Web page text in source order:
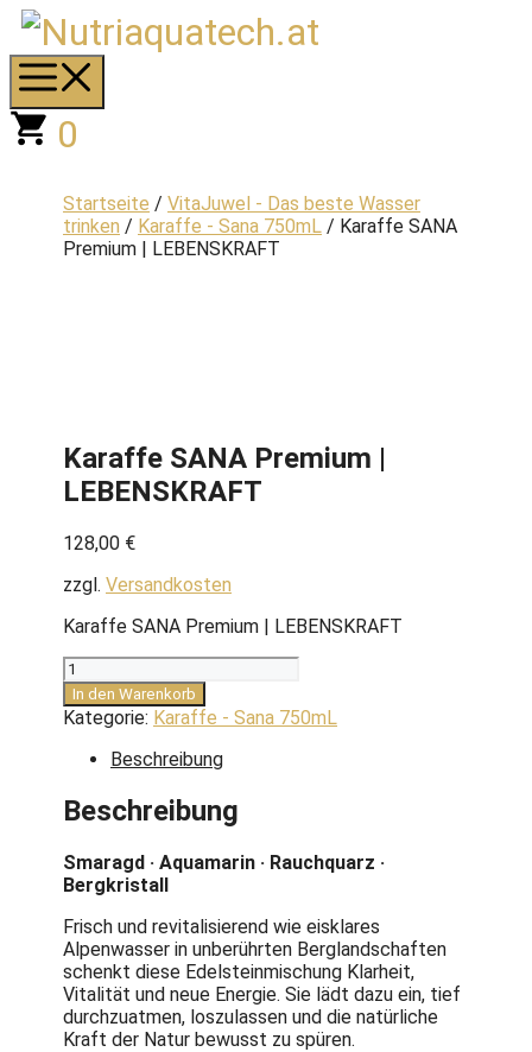
Zum
Inhalt
springen
0
Startseite / VitaJuwel - Das beste Wasser
trinken / Karaffe - Sana 750mL / Karaffe SANA
Premium | LEBENSKRAFT
Karaffe SANA Premium |
LEBENSKRAFT
128,00 €
zzgl. Versandkosten
Karaffe SANA Premium | LEBENSKRAFT
Karaffe
SANA
Premium
LEBENSKRAFT
In den Warenkorb
Kategorie: Karaffe - Sana 750mL
Beschreibung
Beschreibung
Smaragd · Aquamarin · Rauchquarz ·
Bergkristall
Frisch und revitalisierend wie eisklares
Alpenwasser in unberührten Berglandschaften
schenkt diese Edelsteinmischung Klarheit,
Vitalität und neue Energie. Sie lädt dazu ein, tief
durchzuatmen, loszulassen und die natürliche
Kraft der Natur bewusst zu spüren.